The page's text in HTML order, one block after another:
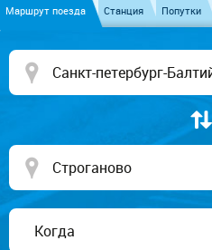
Маршрут поезда Станция Попутки